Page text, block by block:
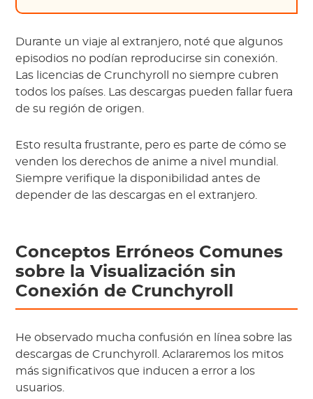
Durante un viaje al extranjero, noté que algunos
episodios no podían reproducirse sin conexión.
Las licencias de Crunchyroll no siempre cubren
todos los países. Las descargas pueden fallar fuera
de su región de origen.
Esto resulta frustrante, pero es parte de cómo se
venden los derechos de anime a nivel mundial.
Siempre verifique la disponibilidad antes de
depender de las descargas en el extranjero.
Conceptos Erróneos Comunes
sobre la Visualización sin
Conexión de Crunchyroll
He observado mucha confusión en línea sobre las
descargas de Crunchyroll. Aclararemos los mitos
más significativos que inducen a error a los
usuarios.